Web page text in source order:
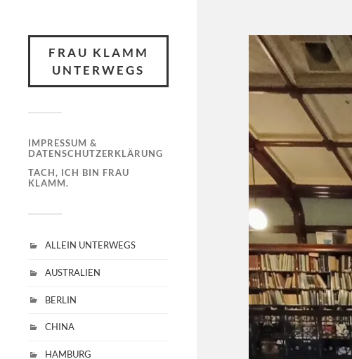
FRAU KLAMM
UNTERWEGS
IMPRESSUM &
DATENSCHUTZERKLÄRUNG
TACH, ICH BIN FRAU
KLAMM.
ALLEIN UNTERWEGS
AUSTRALIEN
BERLIN
CHINA
HAMBURG